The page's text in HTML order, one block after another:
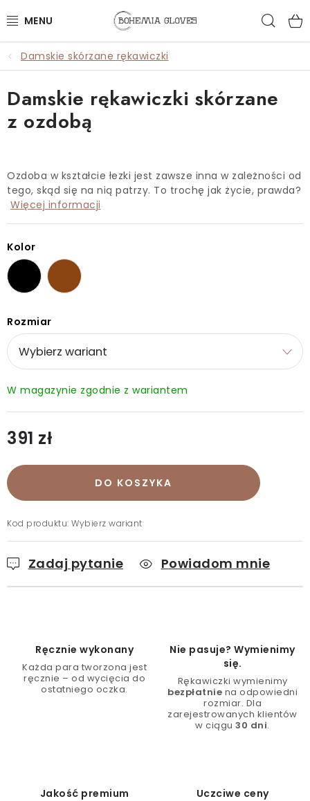
do
KOBIETY
MĘŻCZYŹNI
AKCESORIA
KARTY PODARUNKOWE
WSZYSTKIE PRODUKTY
Wysyłka i płatność
O rękawiczkach
O nas Blog Sklepy
Klub BG
Kontakt
Damskie skórzane rękawiczki
Ozdoba w kształcie łezki jest zawsze inna w zależności od
tego, skąd się na nią patrzy. To trochę jak życie, prawda?
Więcej informacji
Kolor
Rozmiar
391 zł
DO KOSZYKA
Kod produktu: Wybierz wariant
Zadaj pytanie Powiadom mnie
Damskie rękawiczki skórzane
z ozdobą
Ręcznie wykonany
Każda para tworzona jest
ręcznie – od wycięcia do
ostatniego oczka.
Nie pasuje? Wymienimy
się.
Rękawiczki wymienimy
bezpłatnie na odpowiedni
rozmiar. Dla
zarejestrowanych klientów
w ciągu30 dni.
Jakość premium Uczciwe ceny